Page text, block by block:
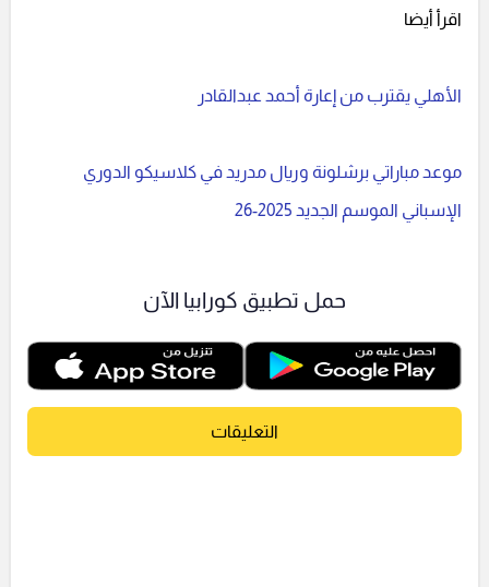
اقرأ أيضا
الأهلي يقترب من إعارة أحمد عبدالقادر
موعد مباراتي برشلونة وريال مدريد في كلاسيكو الدوري
الإسباني الموسم الجديد 2025-26
حمل تطبيق كورابيا الآن
التعليقات